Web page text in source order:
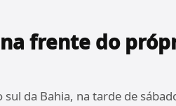
frente do
da Bahia, na tarde de